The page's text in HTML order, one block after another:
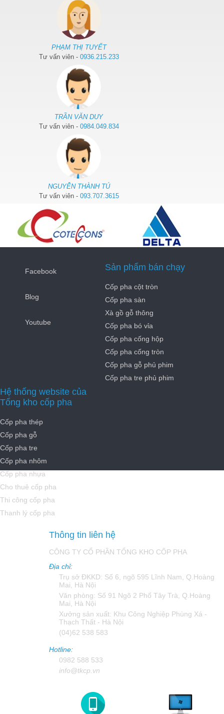
PHẠM THỊ TUYẾT
Tư vấn viên - 0936.215.233
TRẦN VĂN DUY
Tư vấn viên - 0984.049.834
NGUYỄN THÀNH TÚ
Tư vấn viên - 093.707.3615
Facebook
Blog
Youtube
Sản phẩm bán chạy
Cốp pha cột tròn
Cốp pha sàn
Xà gồ gỗ thông
Cốp pha bó vỉa
Cốp pha cống hộp
Cốp pha cống tròn
Cốp pha gỗ phủ phim
Cốp pha tre phủ phim
Hệ thống website của
Tổng kho cốp pha
Cốp pha thép
Cốp pha gỗ
Cốp pha tre
Cốp pha nhôm
Cốp pha nhựa
Cho thuê cốp pha
Thi công cốp pha
Thanh lý cốp pha
Thông tin liên hệ
CÔNG TY CỔ PHẦN TỔNG KHO CỐP PHA
Địa chỉ:
Trụ sở ĐKKD: Số 6, ngõ 595 Lĩnh Nam, Q.Hoàng
Mai, Hà Nội
Văn phòng: Số 91 Ngõ 2 Phố Tây Trà, Q.Hoàng
Mai, Hà Nội
Xưởng sản xuất: Khu Công Nghiệp Phùng Xá -
Thạch Thất - Hà Nội
(04)62 538 583
Hotline:
0982 588 533
info@tkcp.vn